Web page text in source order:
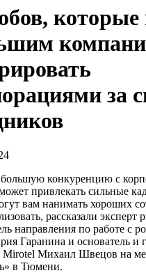
за
конкуренцию с
привлекать сильные
вам нанимать хороших
рассказали эксперт
направления по работе с
Гаранина и основатель и
Mirotel Михаил Швецов на
в Тюмени.